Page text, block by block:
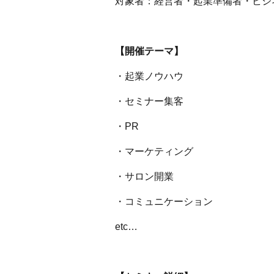
【開催テーマ】
・起業ノウハウ
・セミナー集客
・PR
・マーケティング
・サロン開業
・コミュニケーション
etc…